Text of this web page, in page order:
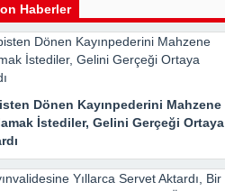
Haberler
Dönen Kayınpederini Mahzene
İstediler, Gelini Gerçeği Ortaya